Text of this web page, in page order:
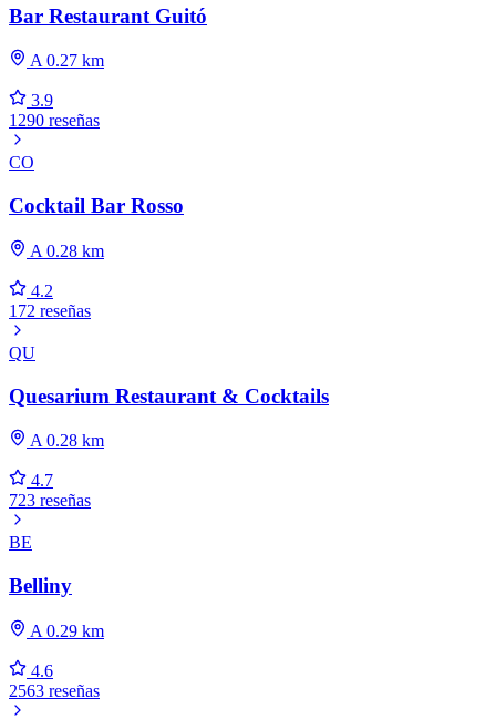
Bar Restaurant Guitó
A 0.27 km
3.9
1290 reseñas
CO
Cocktail Bar Rosso
A 0.28 km
4.2
172 reseñas
QU
Quesarium Restaurant & Cocktails
A 0.28 km
4.7
723 reseñas
BE
Belliny
A 0.29 km
4.6
2563 reseñas